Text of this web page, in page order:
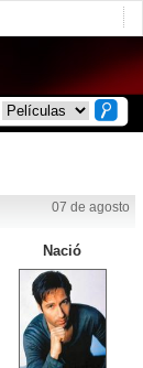
07 de agosto
Nació